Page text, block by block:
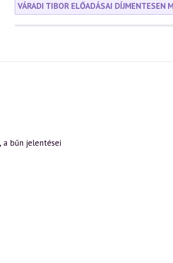
VÁRADI TIBOR ELŐADÁSAI DÍJMENTESEN
a bűn jelentései